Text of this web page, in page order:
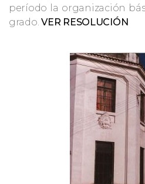
período la organización
grado.VER RESOLUCIÓN